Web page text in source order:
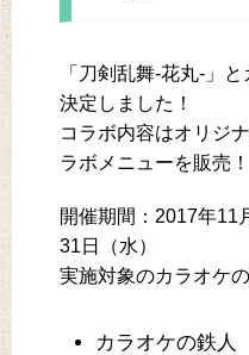
「刀剣乱舞-花丸-」
決定しました！
コラボ内容はオリジ
ラボメニューを販売！
開催期間：2017年11
31日（水）
実施対象のカラオケ
カラオケの鉄